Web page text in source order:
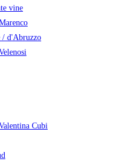
vine
/ d'Abruzzo
Cubi